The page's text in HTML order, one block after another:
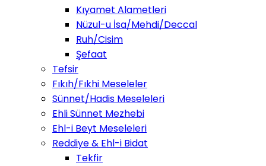
Kıyamet Alametleri
Nüzul-u İsa/Mehdi/Deccal
Ruh/Cisim
Şefaat
Tefsir
Fıkıh/Fıkhi Meseleler
Sünnet/Hadis Meseleleri
Ehli Sünnet Mezhebi
Ehl-i Beyt Meseleleri
Reddiye & Ehl-i Bidat
Tekfir